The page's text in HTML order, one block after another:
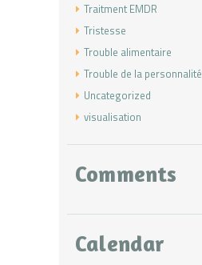
Traitment EMDR
Tristesse
Trouble alimentaire
Trouble de la personnalité
Uncategorized
visualisation
Comments
Calendar